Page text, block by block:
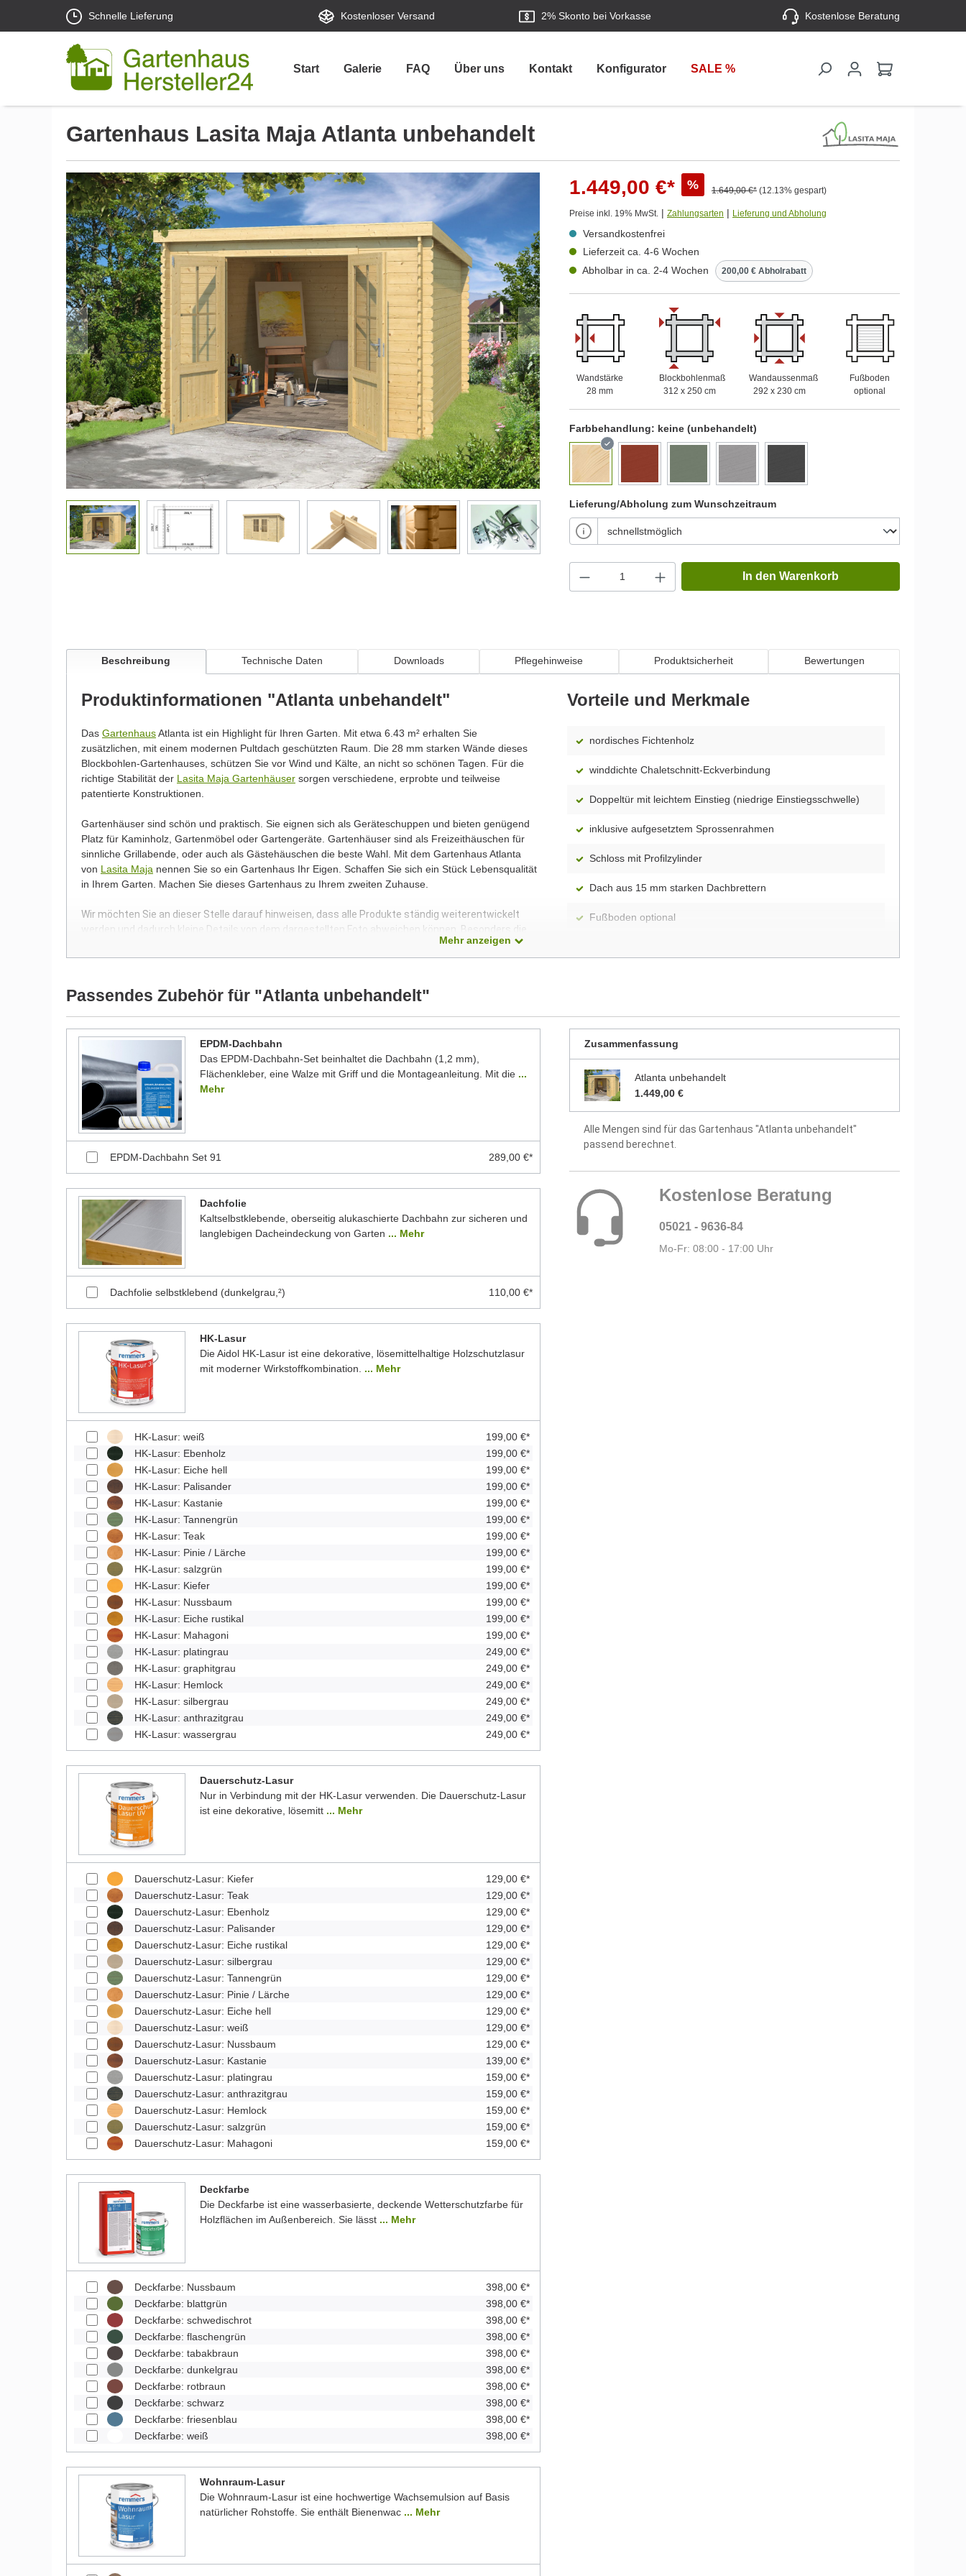
Schnelle Lieferung Kostenloser Versand 2% Skonto bei Vorkasse Kostenlose Beratung
Start Galerie FAQ Über uns Kontakt Konfigurator SALE %
Gartenhaus Lasita Maja Atlanta unbehandelt
1.449,00 €* % 1.649,00 €* (12.13% gespart)
Preise inkl. 19% MwSt. | Zahlungsarten | Lieferung und Abholung
Versandkostenfrei
Lieferzeit ca. 4-6 Wochen
Abholbar in ca. 2-4 Wochen
200,00 € Abholrabatt
Wandstärke
28 mm
Blockbohlenmaß
312 x 250 cm
Wandaussenmaß
292 x 230 cm
Fußboden
optional
Farbbehandlung: keine (unbehandelt)
Lieferung/Abholung zum Wunschzeitraum
In den Warenkorb
Beschreibung Technische Daten Downloads Pflegehinweise Produktsicherheit Bewertungen
Produktinformationen "Atlanta unbehandelt"
Das GartenhausAtlanta ist ein Highlight für Ihren Garten. Mit etwa 6.43 m² erhalten Sie
zusätzlichen, mit einem modernen Pultdach geschützten Raum. Die 28 mm starken Wände dieses
Blockbohlen-Gartenhauses, schützen Sie vor Wind und Kälte, an nicht so schönen Tagen. Für die
richtige Stabilität der Lasita Maja Gartenhäuser sorgen verschiedene, erprobte und teilweise
patentierte Konstruktionen.
Gartenhäuser sind schön und praktisch. Sie eignen sich als Geräteschuppen und bieten genügend
Platz für Kaminholz, Gartenmöbel oder Gartengeräte. Gartenhäuser sind als Freizeithäuschen für
sinnliche Grillabende, oder auch als Gästehäuschen die beste Wahl. Mit dem Gartenhaus Atlanta
von Lasita Maja nennen Sie so ein Gartenhaus Ihr Eigen. Schaffen Sie sich ein Stück Lebensqualität
in Ihrem Garten. Machen Sie dieses Gartenhaus zu Ihrem zweiten Zuhause.
Wir möchten Sie an dieser Stelle darauf hinweisen, dass alle Produkte ständig weiterentwickelt
werden und dadurch kleine Details von dem dargestellten Foto abweichen können. Besonders die
Bilder unserer Kunden stellen teilweise modifizierte Modelle dar. Alle Maße sind Circa-Angaben.
Vorteile und Merkmale
nordisches Fichtenholz
winddichte Chaletschnitt-Eckverbindung
Doppeltür mit leichtem Einstieg (niedrige Einstiegsschwelle)
inklusive aufgesetztem Sprossenrahmen
Schloss mit Profilzylinder
Dach aus 15 mm starken Dachbrettern
Fußboden optional
enthalten
Mehr anzeigen
Passendes Zubehör für "Atlanta unbehandelt"
EPDM-Dachbahn
Das EPDM-Dachbahn-Set beinhaltet die Dachbahn (1,2 mm),
Flächenkleber, eine Walze mit Griff und die Montageanleitung. Mit die ...
Mehr
EPDM-Dachbahn Set 91 289,00 €*
Dachfolie
Kaltselbstklebende, oberseitig alukaschierte Dachbahn zur sicheren und
langlebigen Dacheindeckung von Garten ... Mehr
Dachfolie selbstklebend (dunkelgrau,²) 110,00 €*
HK-Lasur
Die Aidol HK-Lasur ist eine dekorative, lösemittelhaltige Holzschutzlasur
mit moderner Wirkstoffkombination. ... Mehr
HK-Lasur: weiß
199,00 €*
HK-Lasur: Ebenholz
199,00 €*
HK-Lasur: Eiche hell
199,00 €*
HK-Lasur: Palisander
199,00 €*
HK-Lasur: Kastanie
199,00 €*
HK-Lasur: Tannengrün
199,00 €*
HK-Lasur: Teak
199,00 €*
HK-Lasur: Pinie / Lärche
199,00 €*
HK-Lasur: salzgrün
199,00 €*
HK-Lasur: Kiefer
199,00 €*
HK-Lasur: Nussbaum
199,00 €*
HK-Lasur: Eiche rustikal
199,00 €*
HK-Lasur: Mahagoni
199,00 €*
HK-Lasur: platingrau
249,00 €*
HK-Lasur: graphitgrau
249,00 €*
HK-Lasur: Hemlock
249,00 €*
HK-Lasur: silbergrau
249,00 €*
HK-Lasur: anthrazitgrau
249,00 €*
HK-Lasur: wassergrau
249,00 €*
Dauerschutz-Lasur
Nur in Verbindung mit der HK-Lasur verwenden. Die Dauerschutz-Lasur
ist eine dekorative, lösemitt ... Mehr
Dauerschutz-Lasur: Kiefer
129,00 €*
Dauerschutz-Lasur: Teak
129,00 €*
Dauerschutz-Lasur: Ebenholz
129,00 €*
Dauerschutz-Lasur: Palisander
129,00 €*
Dauerschutz-Lasur: Eiche rustikal
129,00 €*
Dauerschutz-Lasur: silbergrau
129,00 €*
Dauerschutz-Lasur: Tannengrün
129,00 €*
Dauerschutz-Lasur: Pinie / Lärche
129,00 €*
Dauerschutz-Lasur: Eiche hell
129,00 €*
Dauerschutz-Lasur: weiß
129,00 €*
Dauerschutz-Lasur: Nussbaum
129,00 €*
Dauerschutz-Lasur: Kastanie
139,00 €*
Dauerschutz-Lasur: platingrau
159,00 €*
Dauerschutz-Lasur: anthrazitgrau
159,00 €*
Dauerschutz-Lasur: Hemlock
159,00 €*
Dauerschutz-Lasur: salzgrün
159,00 €*
Dauerschutz-Lasur: Mahagoni
159,00 €*
Deckfarbe
Die Deckfarbe ist eine wasserbasierte, deckende Wetterschutzfarbe für
Holzflächen im Außenbereich. Sie lässt ... Mehr
Deckfarbe: Nussbaum
398,00 €*
Deckfarbe: blattgrün
398,00 €*
Deckfarbe: schwedischrot
398,00 €*
Deckfarbe: flaschengrün
398,00 €*
Deckfarbe: tabakbraun
398,00 €*
Deckfarbe: dunkelgrau
398,00 €*
Deckfarbe: rotbraun
398,00 €*
Deckfarbe: schwarz
398,00 €*
Deckfarbe: friesenblau
398,00 €*
Deckfarbe: weiß
398,00 €*
Wohnraum-Lasur
Die Wohnraum-Lasur ist eine hochwertige Wachsemulsion auf Basis
natürlicher Rohstoffe. Sie enthält Bienenwac ... Mehr
Zusammenfassung
Atlanta unbehandelt
1.449,00 €
Alle Mengen sind für das Gartenhaus "Atlanta unbehandelt"
passend berechnet.
Kostenlose Beratung
05021 - 9636-84
Mo-Fr: 08:00 - 17:00 Uhr